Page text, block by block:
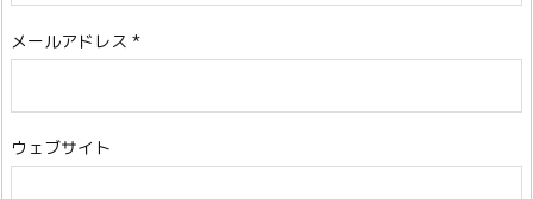
メールアドレス *
ウェブサイト